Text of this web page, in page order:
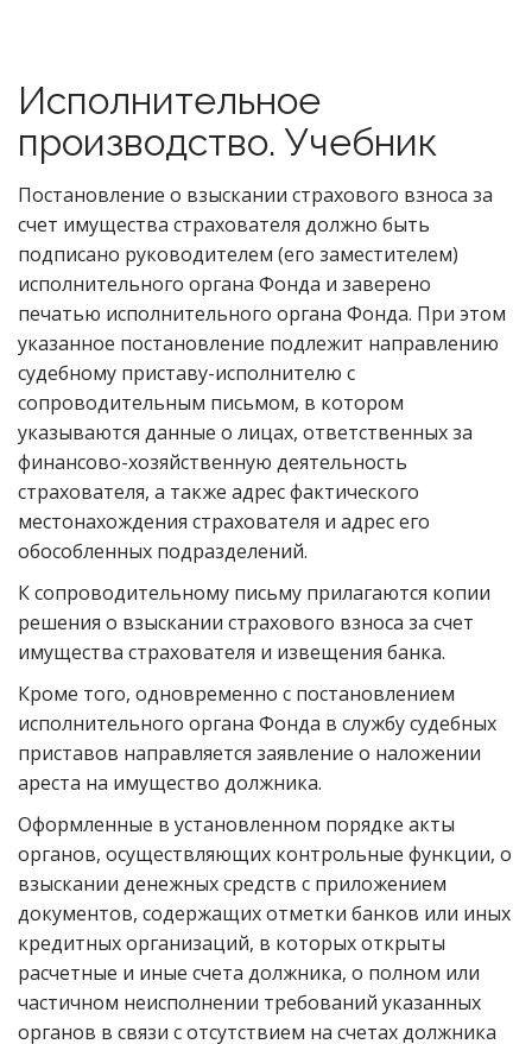
Исполнительное
производство. Учебник
Постановление о взыскании страхового взноса за
счет имущества страхователя должно быть
подписано руководителем (его заместителем)
исполнительного органа Фонда и заверено
печатью исполнительного органа Фонда. При этом
указанное постановление подлежит направлению
судебному приставу-исполнителю с
сопроводительным письмом, в котором
указываются данные о лицах, ответственных за
финансово-хозяйственную деятельность
страхователя, а также адрес фактического
местонахождения страхователя и адрес его
обособленных подразделений.
К сопроводительному письму прилагаются копии
решения о взыскании страхового взноса за счет
имущества страхователя и извещения банка.
Кроме того, одновременно с постановлением
исполнительного органа Фонда в службу судебных
приставов направляется заявление о наложении
ареста на имущество должника.
Оформленные в установленном порядке акты
органов, осуществляющих контрольные функции, о
взыскании денежных средств с приложением
документов, содержащих отметки банков или иных
кредитных организаций, в которых открыты
расчетные и иные счета должника, о полном или
частичном неисполнении требований указанных
органов в связи с отсутствием на счетах должника